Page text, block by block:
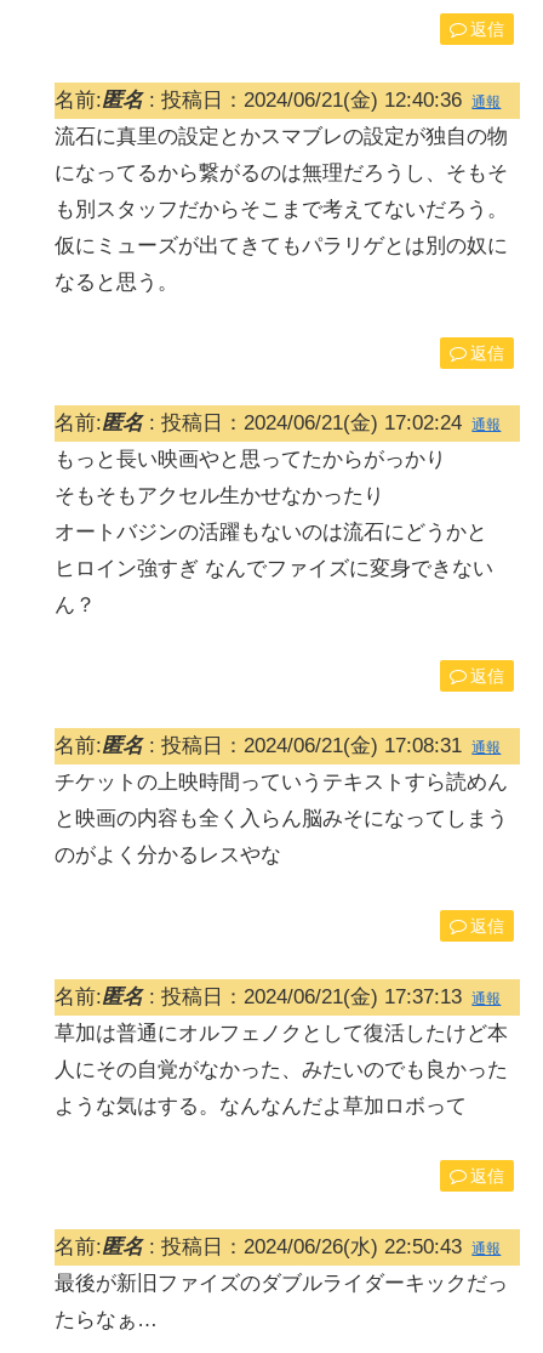
返信
名前:匿名: 投稿日：2024/06/21(金) 12:40:36 通報
流石に真里の設定とかスマブレの設定が独自の物
になってるから繋がるのは無理だろうし、そもそ
も別スタッフだからそこまで考えてないだろう。
仮にミューズが出てきてもパラリゲとは別の奴に
なると思う。
返信
名前:匿名: 投稿日：2024/06/21(金) 17:02:24 通報
もっと長い映画やと思ってたからがっかり
そもそもアクセル生かせなかったり
オートバジンの活躍もないのは流石にどうかと
ヒロイン強すぎ なんでファイズに変身できない
ん？
返信
名前:匿名: 投稿日：2024/06/21(金) 17:08:31 通報
チケットの上映時間っていうテキストすら読めん
と映画の内容も全く入らん脳みそになってしまう
のがよく分かるレスやな
返信
名前:匿名: 投稿日：2024/06/21(金) 17:37:13 通報
草加は普通にオルフェノクとして復活したけど本
人にその自覚がなかった、みたいのでも良かった
ような気はする。なんなんだよ草加ロボって
返信
名前:匿名: 投稿日：2024/06/26(水) 22:50:43 通報
最後が新旧ファイズのダブルライダーキックだっ
たらなぁ…